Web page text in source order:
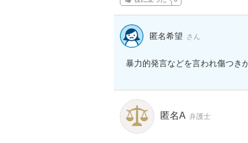
匿名希望 さん
暴力的発言などを言われ傷つき
匿名A 弁護士